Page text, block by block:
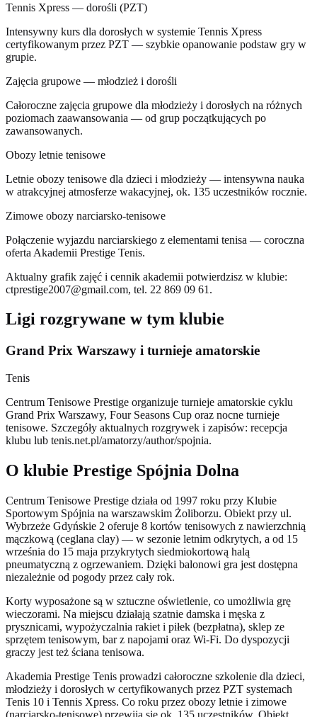
Tennis Xpress — dorośli (PZT)
Intensywny kurs dla dorosłych w systemie Tennis Xpress
certyfikowanym przez PZT — szybkie opanowanie podstaw gry w
grupie.
Zajęcia grupowe — młodzież i dorośli
Całoroczne zajęcia grupowe dla młodzieży i dorosłych na różnych
poziomach zaawansowania — od grup początkujących po
zawansowanych.
Obozy letnie tenisowe
Letnie obozy tenisowe dla dzieci i młodzieży — intensywna nauka
w atrakcyjnej atmosferze wakacyjnej, ok. 135 uczestników rocznie.
Zimowe obozy narciarsko-tenisowe
Połączenie wyjazdu narciarskiego z elementami tenisa — coroczna
oferta Akademii Prestige Tenis.
Aktualny grafik zajęć i cennik akademii potwierdzisz w klubie:
ctprestige2007@gmail.com, tel. 22 869 09 61.
Ligi rozgrywane w tym klubie
Grand Prix Warszawy i turnieje amatorskie
Tenis
Centrum Tenisowe Prestige organizuje turnieje amatorskie cyklu
Grand Prix Warszawy, Four Seasons Cup oraz nocne turnieje
tenisowe. Szczegóły aktualnych rozgrywek i zapisów: recepcja
klubu lub tenis.net.pl/amatorzy/author/spojnia.
O klubie Prestige Spójnia Dolna
Centrum Tenisowe Prestige działa od 1997 roku przy Klubie
Sportowym Spójnia na warszawskim Żoliborzu. Obiekt przy ul.
Wybrzeże Gdyńskie 2 oferuje 8 kortów tenisowych z nawierzchnią
mączkową (ceglana clay) — w sezonie letnim odkrytych, a od 15
września do 15 maja przykrytych siedmiokortową halą
pneumatyczną z ogrzewaniem. Dzięki balonowi gra jest dostępna
niezależnie od pogody przez cały rok.
Korty wyposażone są w sztuczne oświetlenie, co umożliwia grę
wieczorami. Na miejscu działają szatnie damska i męska z
prysznicami, wypożyczalnia rakiet i piłek (bezpłatna), sklep ze
sprzętem tenisowym, bar z napojami oraz Wi-Fi. Do dyspozycji
graczy jest też ściana tenisowa.
Akademia Prestige Tenis prowadzi całoroczne szkolenie dla dzieci,
młodzieży i dorosłych w certyfikowanych przez PZT systemach
Tenis 10 i Tennis Xpress. Co roku przez obozy letnie i zimowe
(narciarsko-tenisowe) przewija się ok. 135 uczestników. Obiekt